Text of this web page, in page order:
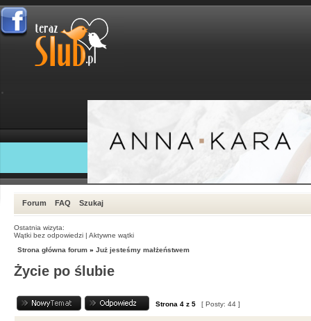
Forum FAQ Szukaj
Ostatnia wizyta:
Wątki bez odpowiedzi | Aktywne wątki
Strona główna forum » Już jesteśmy małżeństwem
Życie po ślubie
Strona 4 z 5 [ Posty: 44 ]